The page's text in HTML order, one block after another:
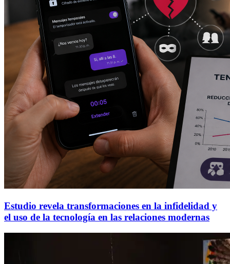
Estudio revela transformaciones en la infidelidad y
el uso de la tecnología en las relaciones modernas